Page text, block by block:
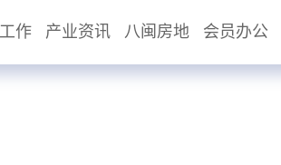
作 产业资讯 八闽房地 会员办公